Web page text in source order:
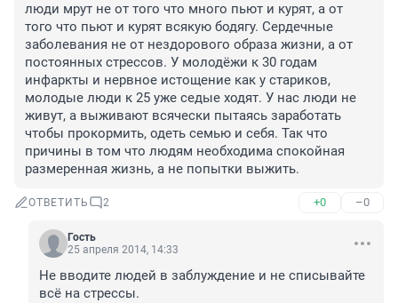
люди мрут не от того что много пьют и курят, а от
того что пьют и курят всякую бодягу. Сердечные
заболевания не от нездорового образа жизни, а от
постоянных стрессов. У молодёжи к 30 годам
инфаркты и нервное истощение как у стариков,
молодые люди к 25 уже седые ходят. У нас люди не
живут, а выживают всячески пытаясь заработать
чтобы прокормить, одеть семью и себя. Так что
причины в том что людям необходима спокойная
размеренная жизнь, а не попытки выжить.
ОТВЕТИТЬ 2 +0 –0
Гость
25 апреля 2014, 14:33
Не вводите людей в заблуждение и не списывайте
всё на стрессы.